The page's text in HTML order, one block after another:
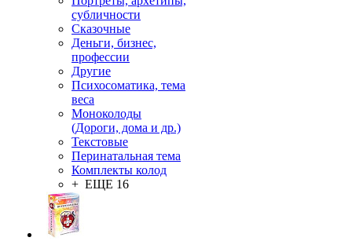
субличности
Сказочные
Деньги, бизнес,
профессии
Другие
Психосоматика, тема
веса
Моноколоды
(Дороги, дома и др.)
Текстовые
Перинатальная тема
Комплекты колод
+ ЕЩЕ 16